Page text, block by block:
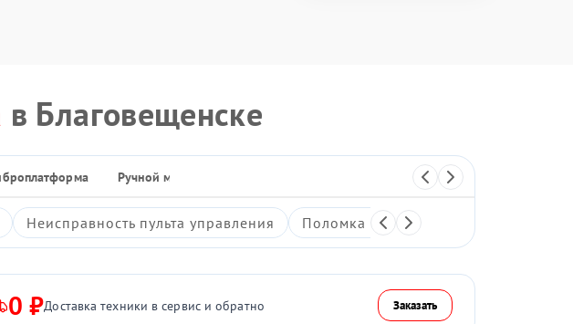
в Благовещенске
Ручной массажер
Неисправность пульта управления Поломка системы воздушной
0 ₽Доставка техники в сервис и обратно Заказать